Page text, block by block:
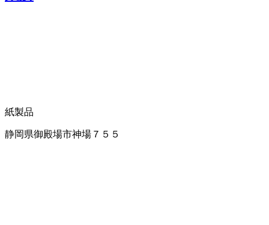
紙製品
静岡県御殿場市神場７５５